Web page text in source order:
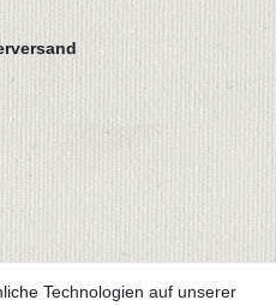
Technologien auf unserer